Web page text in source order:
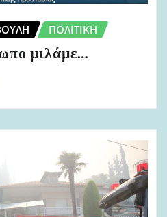
ΠΟΛΙΤΙΚΉ
μιλάμε…